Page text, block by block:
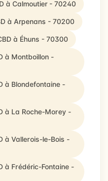
à Calmoutier - 70240
à Arpenans - 70200
à Éhuns - 70300
à Montboillon -
à Blondefontaine -
à La Roche-Morey -
à Vallerois-le-Bois -
à Frédéric-Fontaine -